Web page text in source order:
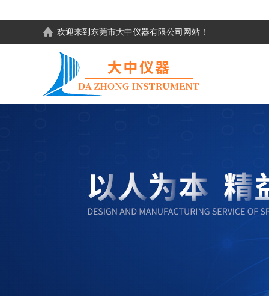
欢迎来到东莞市大中仪器有限公司网站！